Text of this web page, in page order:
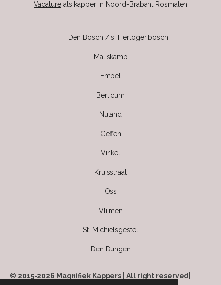
Vacature als kapper in Noord-Brabant Rosmalen
Den Bosch / s' Hertogenbosch
Maliskamp
Empel
Berlicum
Nuland
Geffen
Vinkel
Kruisstraat
Oss
Vlijmen
St. Michielsgestel
Den Dungen
© 2015-2026 Magnifiek Kappers | All right reserved|